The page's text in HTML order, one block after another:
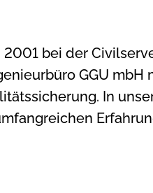
2001 bei der
GGU mbH
In